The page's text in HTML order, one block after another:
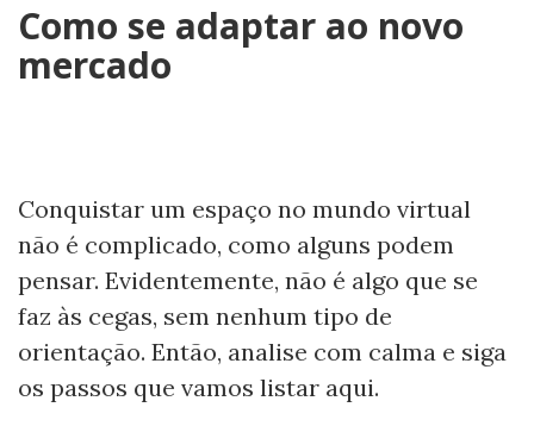
Como se adaptar ao novo
mercado
Conquistar um espaço no mundo virtual
não é complicado, como alguns podem
pensar. Evidentemente, não é algo que se
faz às cegas, sem nenhum tipo de
orientação. Então, analise com calma e siga
os passos que vamos listar aqui.